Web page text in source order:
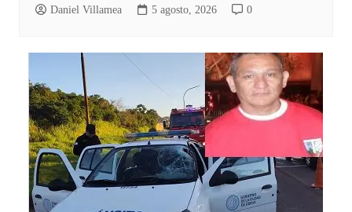
Daniel Villamea 5 agosto, 2026 0